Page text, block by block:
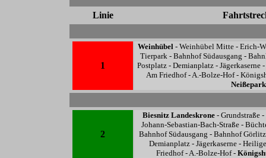
Linie
1
Weinhübel - Weinhübel Mitte - Erich-
Tierpark - Bahnhof Südausgang -
Postplatz - Demianplatz - Jägerkaserne
Am Friedhof - A.-Bolze-Hof -
Neißepark
2
Biesnitz Landeskrone - Grundstraße
Johann-Sebastian-Bach-Straße -
Bahnhof Südausgang - Bahnhof
Demianplatz - Jägerkaserne -
Friedhof - A.-Bolze-Hof -